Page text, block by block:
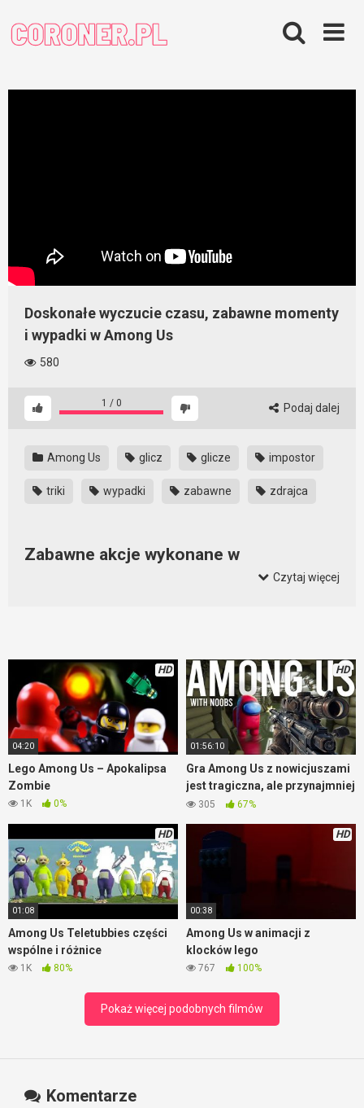
content
Doskonałe wyczucie czasu, zabawne momenty
i wypadki w Among Us
580
1 / 0 Podaj dalej
Among Us glicz glicze impostor
triki wypadki zabawne zdrajca
Zabawne akcje wykonane w
całkowicie zmienić układ sił. Zresztą sami się przekonajcie.
Czytaj więcej
HD
04:20
Lego Among Us – Apokalipsa
Zombie
1K 0%
HD
01:56:10
Gra Among Us z nowicjuszami
jest tragiczna, ale przynajmniej
jest wesoło
305 67%
HD
01:08
Among Us Teletubbies części
wspólne i różnice
1K 80%
HD
00:38
Among Us w animacji z
klocków lego
767 100%
Pokaż więcej podobnych filmów
Komentarze